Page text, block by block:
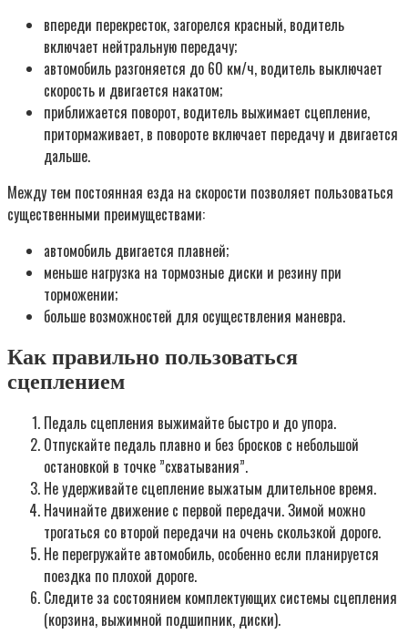
впереди перекресток, загорелся красный, водитель
включает нейтральную передачу;
автомобиль разгоняется до 60 км/ч, водитель выключает
скорость и двигается накатом;
приближается поворот, водитель выжимает сцепление,
притормаживает, в повороте включает передачу и двигается
дальше.
Между тем постоянная езда на скорости позволяет пользоваться
существенными преимуществами:
автомобиль двигается плавней;
меньше нагрузка на тормозные диски и резину при
торможении;
больше возможностей для осуществления маневра.
Как правильно пользоваться
сцеплением
Педаль сцепления выжимайте быстро и до упора.
Отпускайте педаль плавно и без бросков с небольшой
остановкой в точке ”схватывания”.
Не удерживайте сцепление выжатым длительное время.
Начинайте движение с первой передачи. Зимой можно
трогаться со второй передачи на очень скользкой дороге.
Не перегружайте автомобиль, особенно если планируется
поездка по плохой дороге.
Следите за состоянием комплектующих системы сцепления
(корзина, выжимной подшипник, диски).